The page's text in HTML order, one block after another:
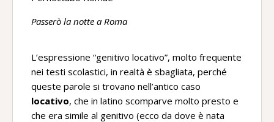
Passerò la notte a Roma
L’espressione “genitivo locativo”, molto frequente
nei testi scolastici, in realtà è sbagliata, perché
queste parole si trovano nell’antico caso
locativo, che in latino scomparve molto presto e
che era simile al genitivo (ecco da dove è nata